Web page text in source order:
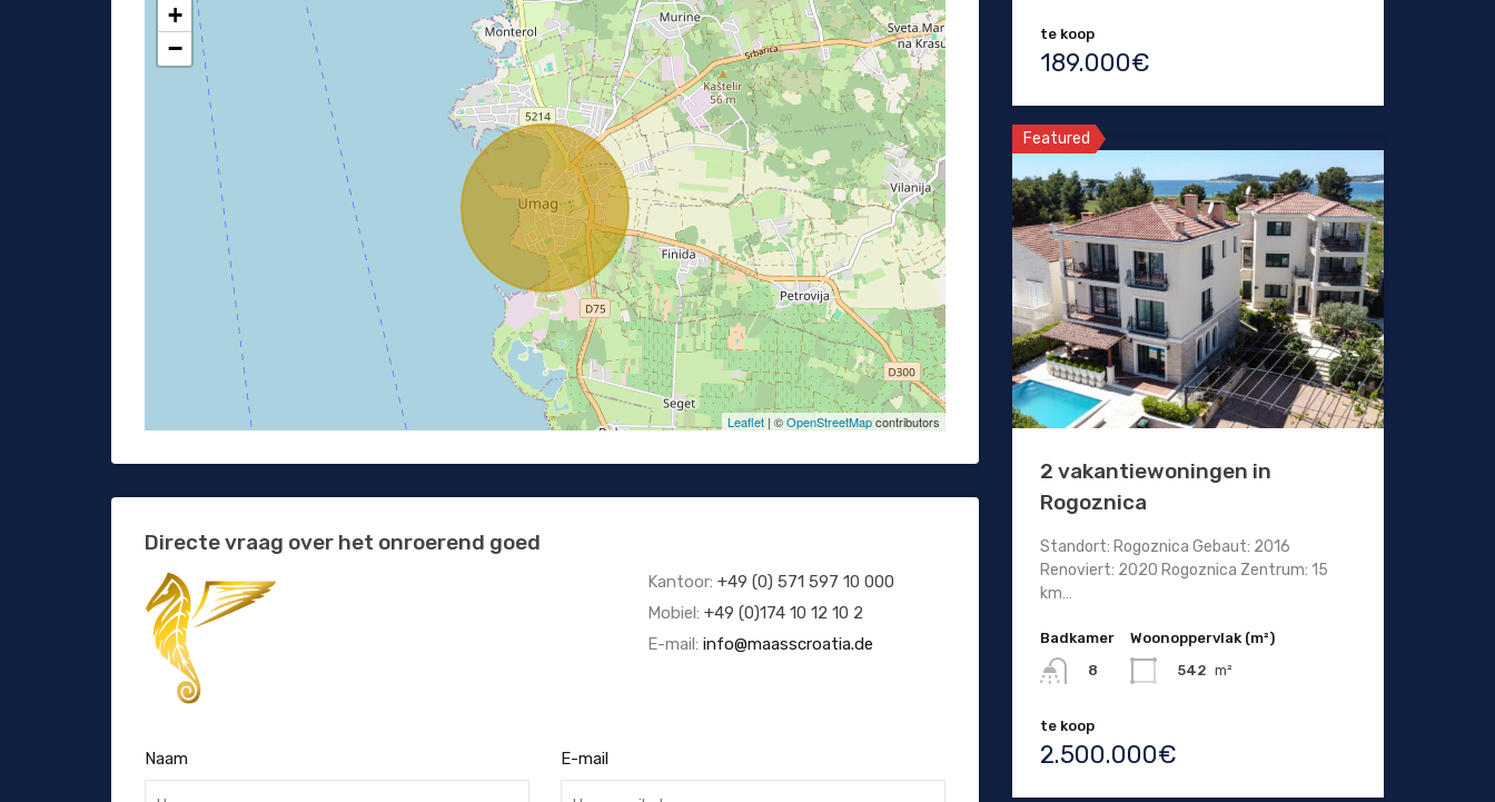
+
−
Leaflet| ©OpenStreetMapcontributors
Directe vraag over het onroerend goed
Kantoor: +49 (0) 571 597 10 000
Mobiel: +49 (0)174 10 12 10 2
E-mail: info@maasscroatia.de
Naam E-mail
te koop
189.000€
Featured
2 vakantiewoningen in
Rogoznica
Standort: Rogoznica Gebaut: 2016
Renoviert: 2020 Rogoznica Zentrum: 15
km…
Badkamer
8
Woonoppervlak (m²)
542 m²
te koop
2.500.000€